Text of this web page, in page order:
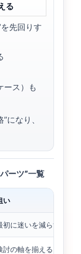
る
先回りす
ース）も
になり、
ーツ”一覧
い
初に迷いを減らす
討の軸を揃える